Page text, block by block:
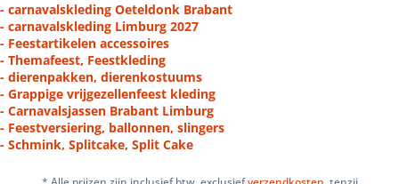
- carnavalskleding Oeteldonk Brabant
- carnavalskleding Limburg 2027
- Feestartikelen accessoires
- Themafeest, Feestkleding
- dierenpakken, dierenkostuums
- Grappige vrijgezellenfeest kleding
- Carnavalsjassen Brabant Limburg
- Feestversiering, ballonnen, slingers
- Schmink, Splitcake, Split Cake